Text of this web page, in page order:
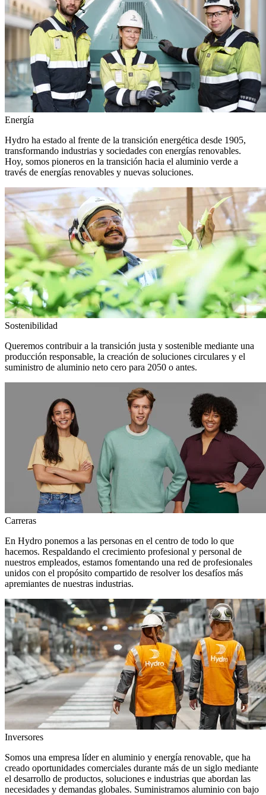
Energía
Hydro ha estado al frente de la transición energética desde 1905,
transformando industrias y sociedades con energías renovables.
Hoy, somos pioneros en la transición hacia el aluminio verde a
través de energías renovables y nuevas soluciones.
Sostenibilidad
Queremos contribuir a la transición justa y sostenible mediante una
producción responsable, la creación de soluciones circulares y el
suministro de aluminio neto cero para 2050 o antes.
Carreras
En Hydro ponemos a las personas en el centro de todo lo que
hacemos. Respaldando el crecimiento profesional y personal de
nuestros empleados, estamos fomentando una red de profesionales
unidos con el propósito compartido de resolver los desafíos más
apremiantes de nuestras industrias.
Inversores
Somos una empresa líder en aluminio y energía renovable, que ha
creado oportunidades comerciales durante más de un siglo mediante
el desarrollo de productos, soluciones e industrias que abordan las
necesidades y demandas globales. Suministramos aluminio con bajo